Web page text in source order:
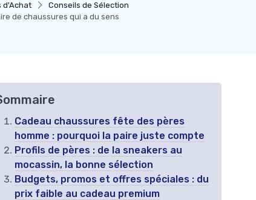
d'Achat
Conseils de Sélection
de chaussures qui a du sens
Cadeau chaussures fête des pères
homme : pourquoi la paire juste compte
Profils de pères : de la sneakers au
mocassin, la bonne sélection
Budgets, promos et offres spéciales : du
prix faible au cadeau premium